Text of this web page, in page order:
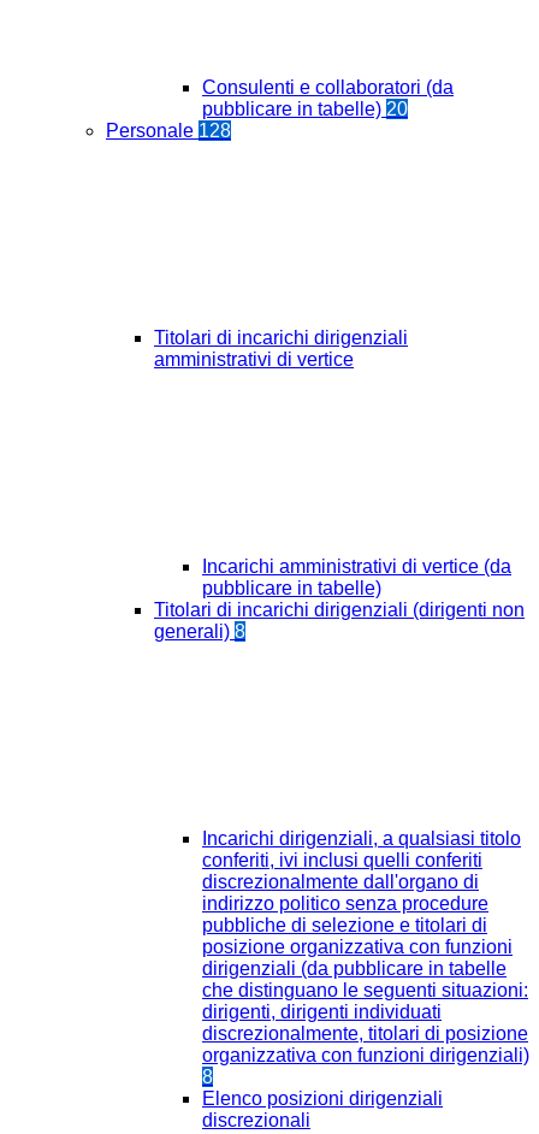
Consulenti e collaboratori (da
pubblicare in tabelle) 20
Personale 128
Titolari di incarichi dirigenziali
amministrativi di vertice
Incarichi amministrativi di vertice (da
pubblicare in tabelle)
Titolari di incarichi dirigenziali (dirigenti non
generali) 8
Incarichi dirigenziali, a qualsiasi titolo
conferiti, ivi inclusi quelli conferiti
discrezionalmente dall'organo di
indirizzo politico senza procedure
pubbliche di selezione e titolari di
posizione organizzativa con funzioni
dirigenziali (da pubblicare in tabelle
che distinguano le seguenti situazioni:
dirigenti, dirigenti individuati
discrezionalmente, titolari di posizione
organizzativa con funzioni dirigenziali)
8
Elenco posizioni dirigenziali
discrezionali